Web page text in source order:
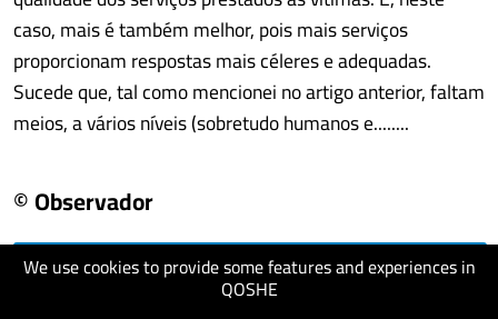
We use cookies to provide some features and experiences in
QOSHE
caso, mais é também melhor, pois mais serviços
proporcionam respostas mais céleres e adequadas.
Sucede que, tal como mencionei no artigo anterior, faltam
meios, a vários níveis (sobretudo humanos e........
© Observador
visit website